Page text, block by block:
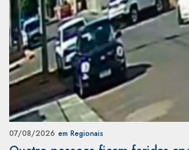
07/08/2026 em Regionais